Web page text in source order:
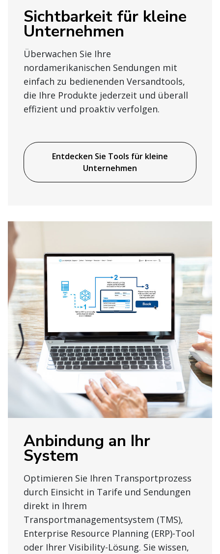
Sichtbarkeit für kleine
Unternehmen
Überwachen Sie Ihre
nordamerikanischen Sendungen mit
einfach zu bedienenden Versandtools,
die Ihre Produkte jederzeit und überall
effizient und proaktiv verfolgen.
Entdecken Sie Tools für kleine
Unternehmen
Anbindung an Ihr
System
Optimieren Sie Ihren Transportprozess
durch Einsicht in Tarife und Sendungen
direkt in Ihrem
Transportmanagementsystem (TMS),
Enterprise Resource Planning (ERP)-Tool
oder Ihrer Visibility-Lösung. Sie wissen,